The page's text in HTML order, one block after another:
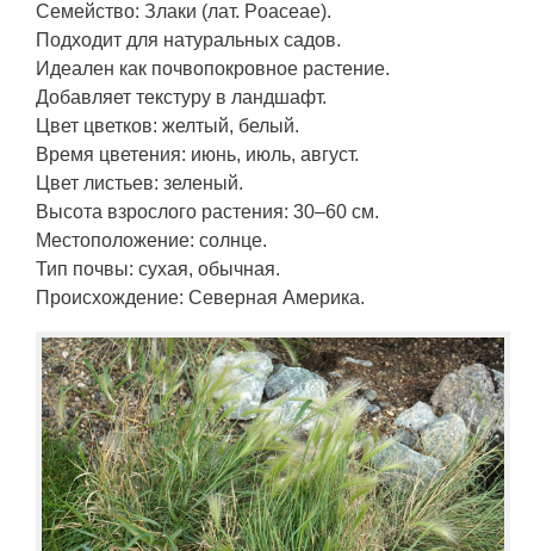
Семейство: Злаки (лат. Poaceae).
Подходит для натуральных садов.
Идеален как почвопокровное растение.
Добавляет текстуру в ландшафт.
Цвет цветков: желтый, белый.
Время цветения: июнь, июль, август.
Цвет листьев: зеленый.
Высота взрослого растения: 30–60 см.
Местоположение: солнце.
Тип почвы: сухая, обычная.
Происхождение: Северная Америка.